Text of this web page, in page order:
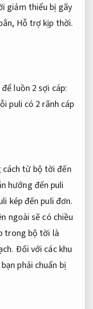
giảm thiểu bị gãy
Hỗ trợ kịp thời.
luồn 2 sợi cáp:
puli có 2 rãnh cáp
cách từ bộ tời đến
hướng đến puli
kép đến puli đơn.
ngoài sẽ có chiều
trong bộ tời là
Đối với các khu
phải chuẩn bị